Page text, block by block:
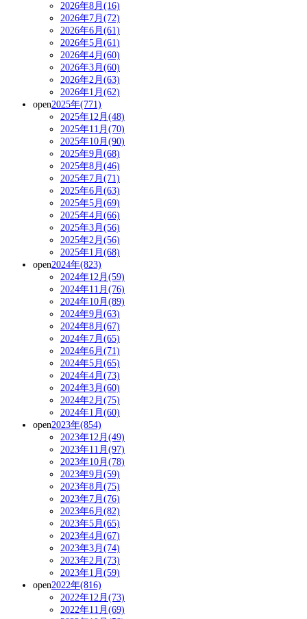
2026年8月(16)
2026年7月(72)
2026年6月(61)
2026年5月(61)
2026年4月(60)
2026年3月(60)
2026年2月(63)
2026年1月(62)
open2025年(771)
2025年12月(48)
2025年11月(70)
2025年10月(90)
2025年9月(68)
2025年8月(46)
2025年7月(71)
2025年6月(63)
2025年5月(69)
2025年4月(66)
2025年3月(56)
2025年2月(56)
2025年1月(68)
open2024年(823)
2024年12月(59)
2024年11月(76)
2024年10月(89)
2024年9月(63)
2024年8月(67)
2024年7月(65)
2024年6月(71)
2024年5月(65)
2024年4月(73)
2024年3月(60)
2024年2月(75)
2024年1月(60)
open2023年(854)
2023年12月(49)
2023年11月(97)
2023年10月(78)
2023年9月(59)
2023年8月(75)
2023年7月(76)
2023年6月(82)
2023年5月(65)
2023年4月(67)
2023年3月(74)
2023年2月(73)
2023年1月(59)
open2022年(816)
2022年12月(73)
2022年11月(69)